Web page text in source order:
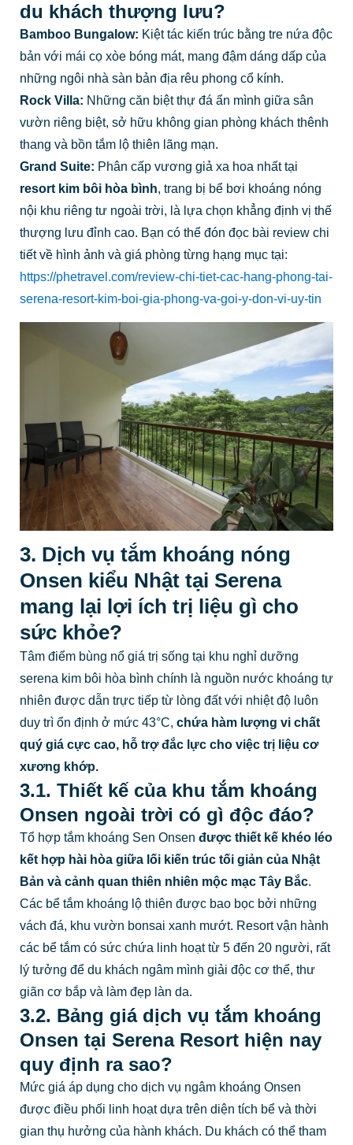
du khách thượng lưu?
Bamboo Bungalow: Kiệt tác kiến trúc bằng tre nứa độc
bản với mái cọ xòe bóng mát, mang đậm dáng dấp của
những ngôi nhà sàn bản địa rêu phong cổ kính.
Rock Villa: Những căn biệt thự đá ẩn mình giữa sân
vườn riêng biệt, sở hữu không gian phòng khách thênh
thang và bồn tắm lộ thiên lãng mạn.
Grand Suite: Phân cấp vương giả xa hoa nhất tại
resort kim bôi hòa bình, trang bị bể bơi khoáng nóng
nội khu riêng tư ngoài trời, là lựa chọn khẳng định vị thế
thượng lưu đỉnh cao. Bạn có thể đón đọc bài review chi
tiết về hình ảnh và giá phòng từng hạng mục tại:
https://phetravel.com/review-chi-tiet-cac-hang-phong-tai-
serena-resort-kim-boi-gia-phong-va-goi-y-don-vi-uy-tin
3. Dịch vụ tắm khoáng nóng
Onsen kiểu Nhật tại Serena
mang lại lợi ích trị liệu gì cho
sức khỏe?
Tâm điểm bùng nổ giá trị sống tại khu nghỉ dưỡng
serena kim bôi hòa bình chính là nguồn nước khoáng tự
nhiên được dẫn trực tiếp từ lòng đất với nhiệt độ luôn
duy trì ổn định ở mức 43°C, chứa hàm lượng vi chất
quý giá cực cao, hỗ trợ đắc lực cho việc trị liệu cơ
xương khớp.
3.1. Thiết kế của khu tắm khoáng
Onsen ngoài trời có gì độc đáo?
Tổ hợp tắm khoáng Sen Onsen được thiết kế khéo léo
kết hợp hài hòa giữa lối kiến trúc tối giản của Nhật
Bản và cảnh quan thiên nhiên mộc mạc Tây Bắc.
Các bể tắm khoáng lộ thiên được bao bọc bởi những
vách đá, khu vườn bonsai xanh mướt. Resort vận hành
các bể tắm có sức chứa linh hoạt từ 5 đến 20 người, rất
lý tưởng để du khách ngâm mình giải độc cơ thể, thư
giãn cơ bắp và làm đẹp làn da.
3.2. Bảng giá dịch vụ tắm khoáng
Onsen tại Serena Resort hiện nay
quy định ra sao?
Mức giá áp dụng cho dịch vụ ngâm khoáng Onsen
được điều phối linh hoạt dựa trên diện tích bể và thời
gian thụ hưởng của hành khách. Du khách có thể tham